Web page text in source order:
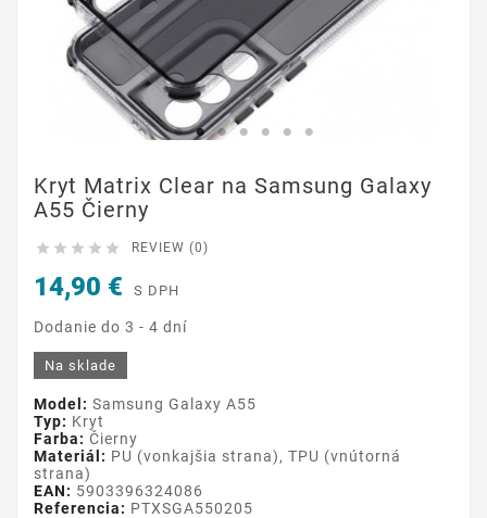
Kryt Matrix Clear na Samsung Galaxy
A55 Čierny
     REVIEW (0)
14,90 € S DPH
Dodanie do 3 - 4 dní
Na sklade
Model: Samsung Galaxy A55
Typ: Kryt
Farba: Čierny
Materiál: PU (vonkajšia strana), TPU (vnútorná
strana)
EAN: 5903396324086
Referencia: PTXSGA550205